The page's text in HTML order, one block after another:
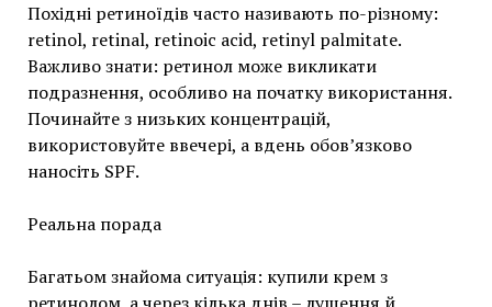
Похідні ретиноїдів часто називають по-різному:
retinol, retinal, retinoic acid, retinyl palmitate.
Важливо знати: ретинол може викликати
подразнення, особливо на початку використання.
Починайте з низьких концентрацій,
використовуйте ввечері, а вдень обов’язково
наносіть SPF.
Реальна порада
Багатьом знайома ситуація: купили крем з